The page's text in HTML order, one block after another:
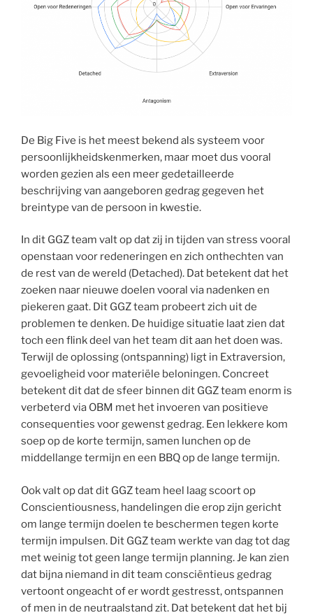
De Big Five is het meest bekend als systeem voor
persoonlijkheidskenmerken, maar moet dus vooral
worden gezien als een meer gedetailleerde
beschrijving van aangeboren gedrag gegeven het
breintype van de persoon in kwestie.
In dit GGZ team valt op dat zij in tijden van stress vooral
openstaan voor redeneringen en zich onthechten van
de rest van de wereld (Detached). Dat betekent dat het
zoeken naar nieuwe doelen vooral via nadenken en
piekeren gaat. Dit GGZ team probeert zich uit de
problemen te denken. De huidige situatie laat zien dat
toch een flink deel van het team dit aan het doen was.
Terwijl de oplossing (ontspanning) ligt in Extraversion,
gevoeligheid voor materiële beloningen. Concreet
betekent dit dat de sfeer binnen dit GGZ team enorm is
verbeterd via OBM met het invoeren van positieve
consequenties voor gewenst gedrag. Een lekkere kom
soep op de korte termijn, samen lunchen op de
middellange termijn en een BBQ op de lange termijn.
Ook valt op dat dit GGZ team heel laag scoort op
Conscientiousness, handelingen die erop zijn gericht
om lange termijn doelen te beschermen tegen korte
termijn impulsen. Dit GGZ team werkte van dag tot dag
met weinig tot geen lange termijn planning. Je kan zien
dat bijna niemand in dit team consciëntieus gedrag
vertoont ongeacht of er wordt gestresst, ontspannen
of men in de neutraalstand zit. Dat betekent dat het bij